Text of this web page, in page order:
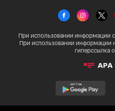
При использовании информации
При использовании информации
гиперссылка